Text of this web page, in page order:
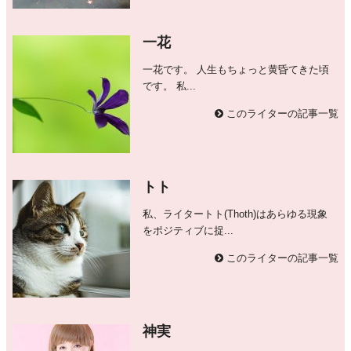
一花
一花です。 人生もちょっと黄昏てきた頃
です。 私...
このライターの記事一覧
トト
私、ライタートト(Thoth)はあらゆる現象
をポジティブに捉...
このライターの記事一覧
神実